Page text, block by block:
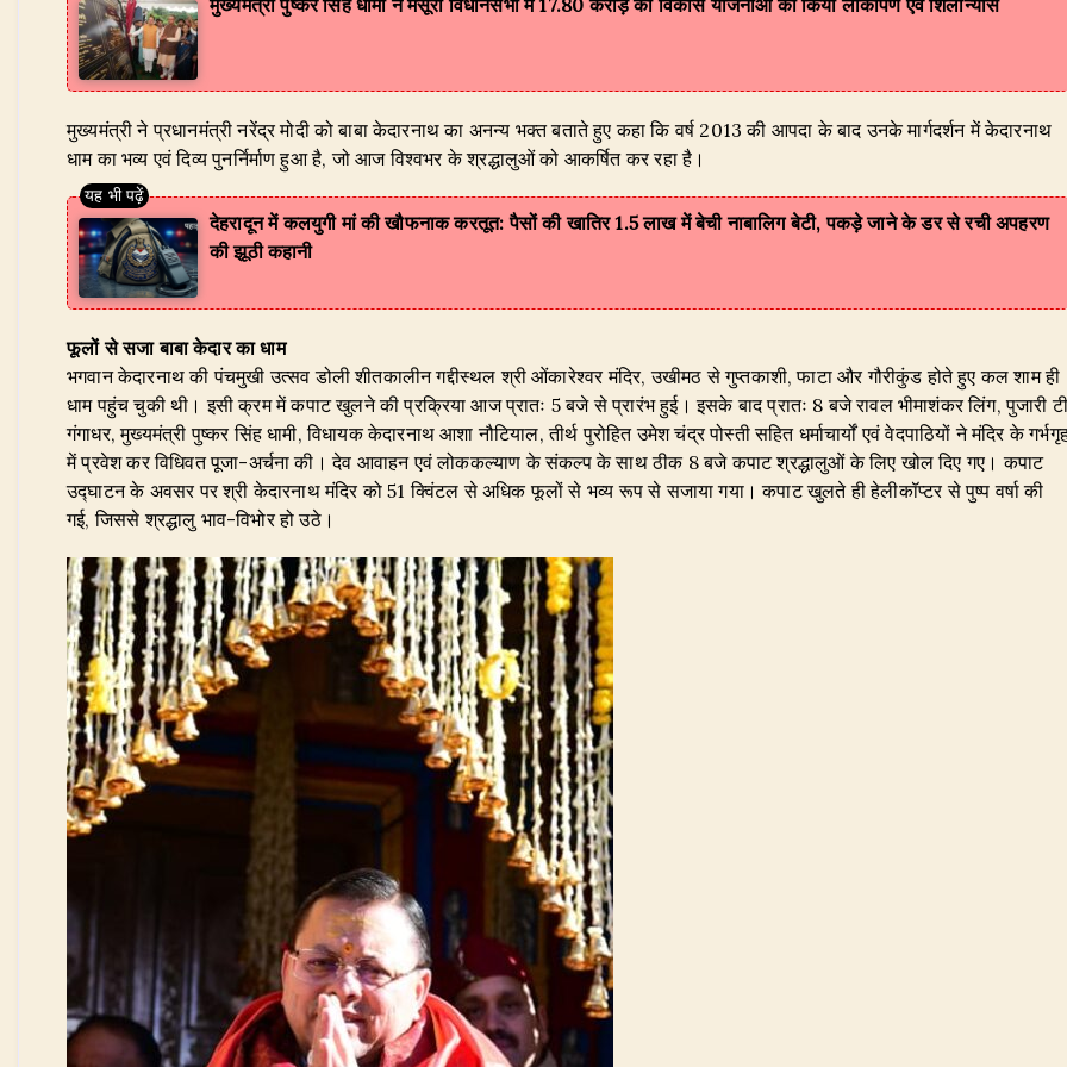
मुख्यमंत्री पुष्कर सिंह धामी ने मसूरी विधानसभा में 17.80 करोड़ की विकास योजनाओं का किया लोकार्पण एवं शिलान्यास
मुख्यमंत्री ने प्रधानमंत्री नरेंद्र मोदी को बाबा केदारनाथ का अनन्य भक्त बताते हुए कहा कि वर्ष 2013 की आपदा के बाद उनके मार्गदर्शन में केदारनाथ
धाम का भव्य एवं दिव्य पुनर्निर्माण हुआ है, जो आज विश्वभर के श्रद्धालुओं को आकर्षित कर रहा है।
देहरादून में कलयुगी मां की खौफनाक करतूत: पैसों की खातिर 1.5 लाख में बेची नाबालिग बेटी, पकड़े जाने के डर से रची अपहरण
की झूठी कहानी
फूलों से सजा बाबा केदार का धाम
भगवान केदारनाथ की पंचमुखी उत्सव डोली शीतकालीन गद्दीस्थल श्री ओंकारेश्वर मंदिर, उखीमठ से गुप्तकाशी, फाटा और गौरीकुंड होते हुए कल शाम ही
धाम पहुंच चुकी थी। इसी क्रम में कपाट खुलने की प्रक्रिया आज प्रातः 5 बजे से प्रारंभ हुई। इसके बाद प्रातः 8 बजे रावल भीमाशंकर लिंग, पुजारी
गंगाधर, मुख्यमंत्री पुष्कर सिंह धामी, विधायक केदारनाथ आशा नौटियाल, तीर्थ पुरोहित उमेश चंद्र पोस्ती सहित धर्माचार्यों एवं वेदपाठियों ने मंदिर के
में प्रवेश कर विधिवत पूजा-अर्चना की। देव आवाहन एवं लोककल्याण के संकल्प के साथ ठीक 8 बजे कपाट श्रद्धालुओं के लिए खोल दिए गए। कपाट
उद्घाटन के अवसर पर श्री केदारनाथ मंदिर को 51 क्विंटल से अधिक फूलों से भव्य रूप से सजाया गया। कपाट खुलते ही हेलीकॉप्टर से पुष्प वर्षा की
गई, जिससे श्रद्धालु भाव-विभोर हो उठे।